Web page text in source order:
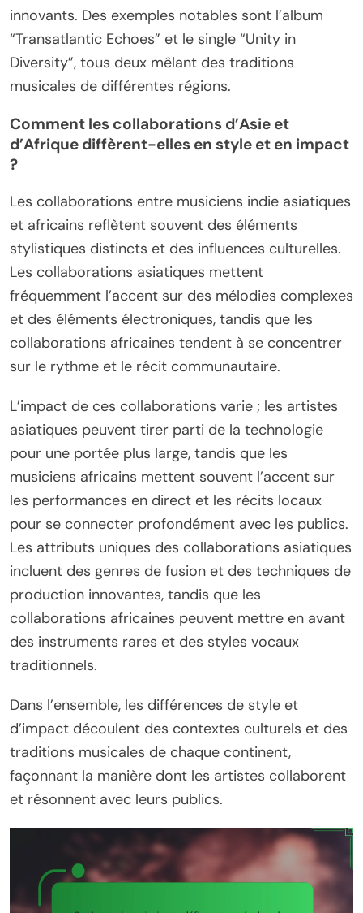
innovants. Des exemples notables sont l’album
“Transatlantic Echoes” et le single “Unity in
Diversity”, tous deux mêlant des traditions
musicales de différentes régions.
Comment les collaborations d’Asie et
d’Afrique diffèrent-elles en style et en impact
?
Les collaborations entre musiciens indie asiatiques
et africains reflètent souvent des éléments
stylistiques distincts et des influences culturelles.
Les collaborations asiatiques mettent
fréquemment l’accent sur des mélodies complexes
et des éléments électroniques, tandis que les
collaborations africaines tendent à se concentrer
sur le rythme et le récit communautaire.
L’impact de ces collaborations varie ; les artistes
asiatiques peuvent tirer parti de la technologie
pour une portée plus large, tandis que les
musiciens africains mettent souvent l’accent sur
les performances en direct et les récits locaux
pour se connecter profondément avec les publics.
Les attributs uniques des collaborations asiatiques
incluent des genres de fusion et des techniques de
production innovantes, tandis que les
collaborations africaines peuvent mettre en avant
des instruments rares et des styles vocaux
traditionnels.
Dans l’ensemble, les différences de style et
d’impact découlent des contextes culturels et des
traditions musicales de chaque continent,
façonnant la manière dont les artistes collaborent
et résonnent avec leurs publics.